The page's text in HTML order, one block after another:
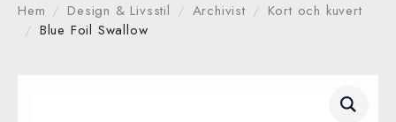
Hem Design & Livsstil Archivist
Kort och kuvert
Blue Foil Swallow